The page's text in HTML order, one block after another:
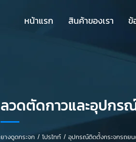
หน้าแรก สินค้าของเรา ข้
ลวดตัดกาวและอุปกร
ยางดูดกระจก / โปรไทท์ / อุปกรณ์ติดตั้งกระจกรถ